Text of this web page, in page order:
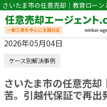
さいたま市の任意売却｜教育ロー
事例
2026年05月04日
ケース別解決事例
さいたま市の任意売却
苦。引越代保証で再出